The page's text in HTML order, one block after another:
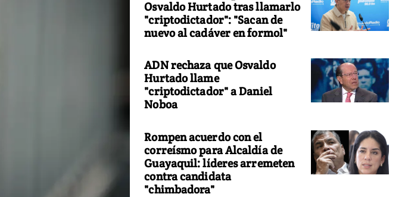
Osvaldo Hurtado tras llamarlo
"criptodictador": "Sacan de
nuevo al cadáver en formol"
ADN rechaza que Osvaldo
Hurtado llame
"criptodictador" a Daniel
Noboa
Rompen acuerdo con el
correísmo para Alcaldía de
Guayaquil: líderes arremeten
contra candidata
"chimbadora"